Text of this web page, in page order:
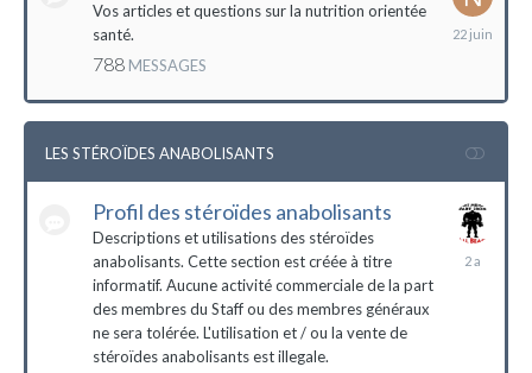
Vos articles et questions sur la nutrition orientée
santé.
788 MESSAGES
22
LES STÉROÏDES ANABOLISANTS
Profil des stéroïdes anabolisants
Descriptions et utilisations des stéroïdes
anabolisants. Cette section est créée à titre
informatif. Aucune activité commerciale de la part
des membres du Staff ou des membres généraux
ne sera tolérée. L'utilisation et / ou la vente de
stéroïdes anabolisants est illegale.
26